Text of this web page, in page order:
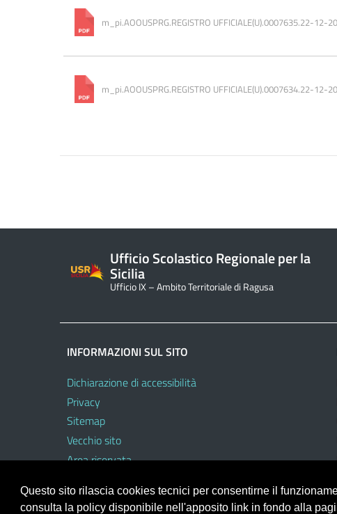
m_pi.AOOUSPRG.REGISTRO UFFICIALE(U).0007635.22-12-
m_pi.AOOUSPRG.REGISTRO UFFICIALE(U).0007634.22-12-
Ufficio Scolastico Regionale per la
Sicilia
Ufficio IX – Ambito Territoriale di Ragusa
INFORMAZIONI SUL SITO
Dichiarazione di accessibilità
Privacy
Sitemap
Vecchio sito
Area riservata
Questo sito rilascia cookies tecnici per consentirne il
consulta la policy disponibile nell'apposito link in fondo alla